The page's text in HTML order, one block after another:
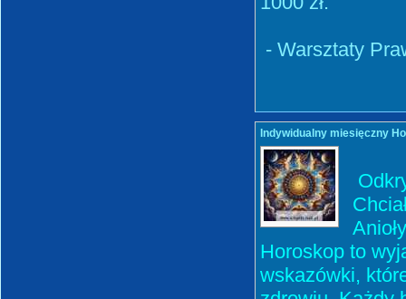
- Warsztaty
Indywidualny miesięczny
Horoskop to
wskazówki,